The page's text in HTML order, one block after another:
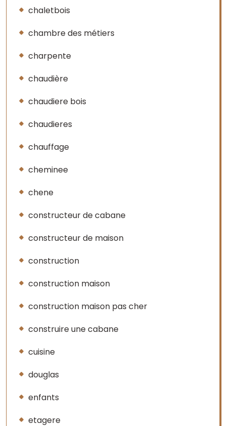
chaletbois
chambre des métiers
charpente
chaudière
chaudiere bois
chaudieres
chauffage
cheminee
chene
constructeur de cabane
constructeur de maison
construction
construction maison
construction maison pas cher
construire une cabane
cuisine
douglas
enfants
etagere